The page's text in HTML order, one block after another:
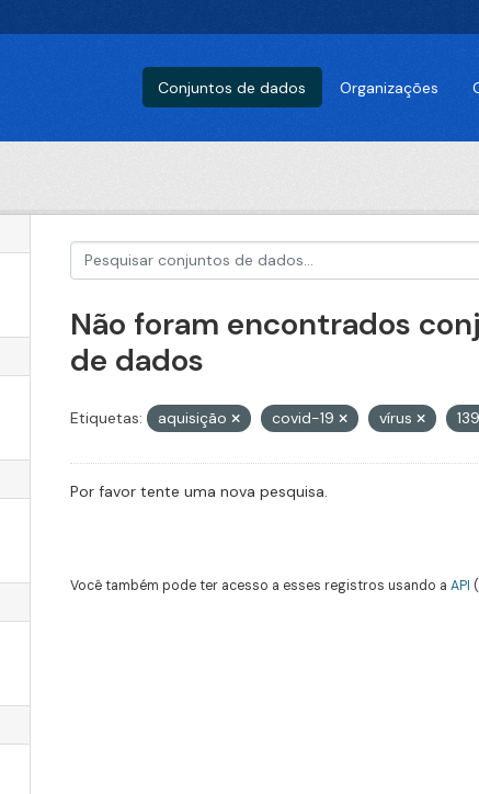
Conjuntos de dados Organizações
Não foram encontrados
de dados
Etiquetas: aquisição covid-19 vírus
Por favor tente uma nova pesquisa.
Você também pode ter acesso a esses registros usando a API